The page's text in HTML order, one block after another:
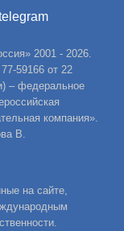
2001 - 2026.
59166 от 22
– федеральное
компания».
В.
на сайте,